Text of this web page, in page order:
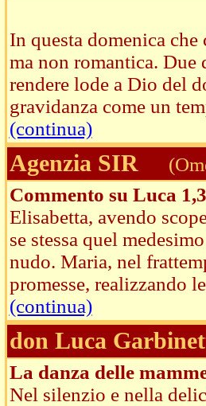
In questa domenica
ma non romantica. Due
rendere lode a Dio del
gravidanza come un
(continua)
Agenzia SIR
Commento su Luca
Elisabetta, avendo
se stessa quel
nudo. Maria, nel
promesse, realizzando
(continua)
don Luca
La danza delle
Nel silenzio e nella